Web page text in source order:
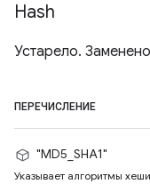
Hash
Устарело.
ПЕРЕЧИСЛЕНИЕ
"MD5_SHA1"
Указывает алгоритмы